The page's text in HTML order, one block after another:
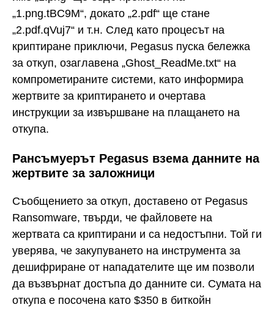
„1.png.tBC9M“, докато „2.pdf“ ще стане
„2.pdf.qVuj7“ и т.н. След като процесът на
криптиране приключи, Pegasus пуска бележка
за откуп, озаглавена „Ghost_ReadMe.txt“ на
компрометираните системи, като информира
жертвите за криптирането и очертава
инструкции за извършване на плащането на
откупа.
Рансъмуерът Pegasus взема данните на
жертвите за заложници
Съобщението за откуп, доставено от Pegasus
Ransomware, твърди, че файловете на
жертвата са криптирани и са недостъпни. Той ги
уверява, че закупуването на инструмента за
дешифриране от нападателите ще им позволи
да възвърнат достъпа до данните си. Сумата на
откупа е посочена като $350 в биткойн